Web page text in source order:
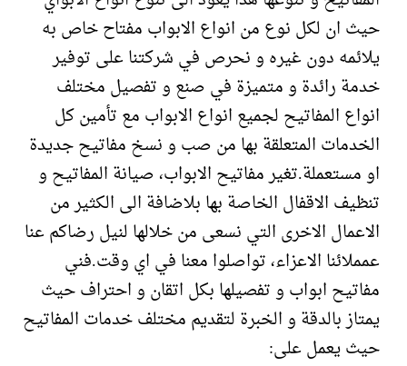
حيث ان لكل نوع من انواع الابواب مفتاح خاص به
يلائمه دون غيره و نحرص في شركتنا على توفير
خدمة رائدة و متميزة في صنع و تفصيل مختلف
انواع المفاتيح لجميع انواع الابواب مع تأمين كل
الخدمات المتعلقة بها من صب و نسخ مفاتيح جديدة
او مستعملة.تغير مفاتيح الابواب، صيانة المفاتيح و
تنظيف الاقفال الخاصة بها بلاضافة الى الكثير من
الاعمال الاخرى التي نسعى من خلالها لنيل رضاكم عنا
عمملائنا الاعزاء، تواصلوا معنا في اي وقت.فني
مفاتيح ابواب و تفصيلها بكل اتقان و احتراف حيث
يمتاز بالدقة و الخبرة لتقديم مختلف خدمات المفاتيح
حيث يعمل على: